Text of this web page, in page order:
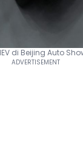
di Beijing Auto